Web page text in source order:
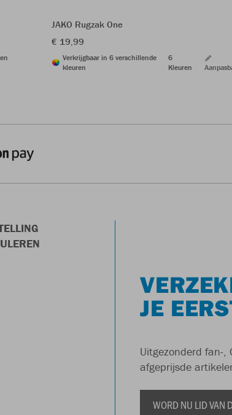
JAKO Rugzak One
€ 19,99
Verkrijgbaar in 6 verschillende
kleuren
6
Kleuren
JE
Uitgezonderd fan-,
afgeprijsde
WORD NU LID VAN